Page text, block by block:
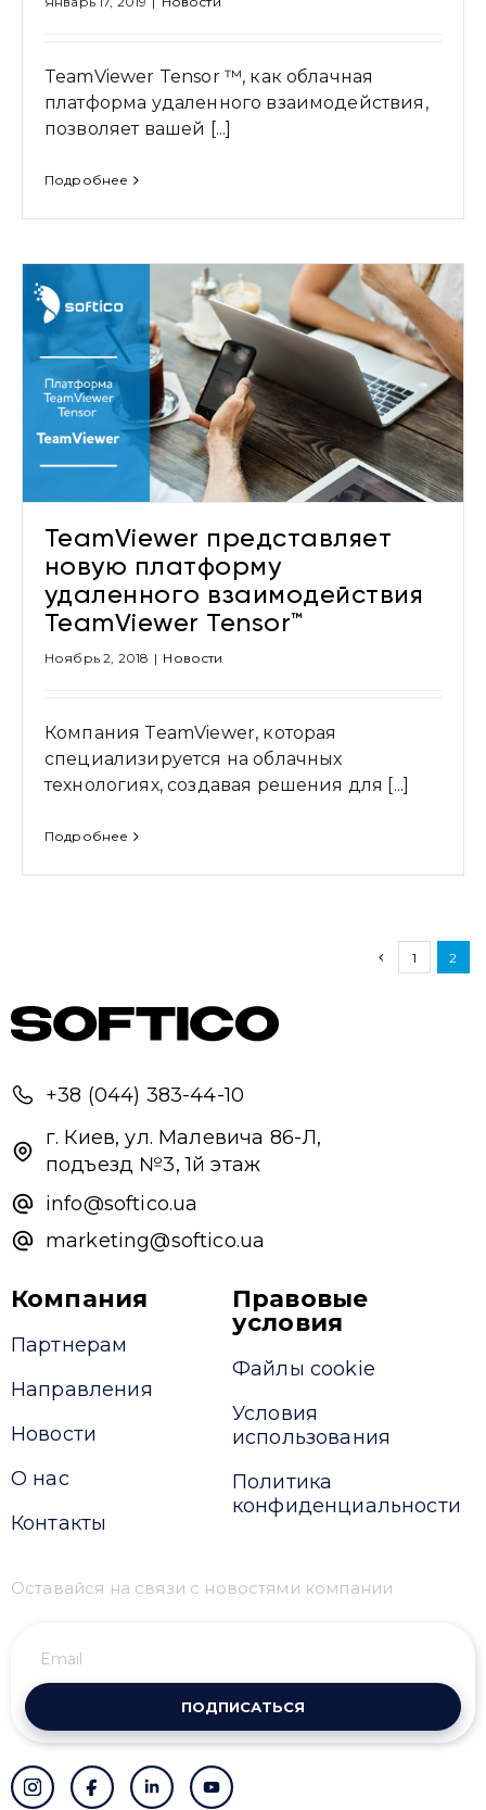
TeamViewer Tensor ™, как облачная
платформа удаленного взаимодействия,
позволяет вашей [...]
Подробнее
TeamViewer представляет
новую платформу
удаленного взаимодействия
TeamViewer Tensor™
Ноябрь 2, 2018 | Новости
Компания TeamViewer, которая
специализируется на облачных
технологиях, создавая решения для [...]
Подробнее
1 2
+38 (044) 383-44-10
г. Киев, ул. Малевича 86-Л,
подъезд №3, 1й этаж
info@softico.ua
marketing@softico.ua
Компания
Партнерам
Направления
Новости
О нас
Контакты
Правовые
условия
Файлы cookie
Условия
использования
Политика
конфиденциальности
Оставайся на связи с новостями компании
ПОДПИСАТЬСЯ